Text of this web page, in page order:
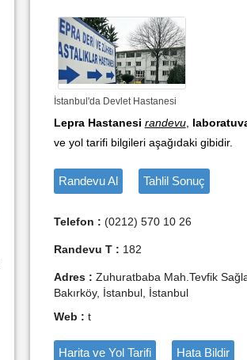
İstanbul'da Devlet Hastanesi
Lepra Hastanesi randevu,
ve yol tarifi bilgileri aşağıdaki gibidir.
Randevu Al Tahlil Sonuç
Telefon : (0212) 570 10 26
Randevu T : 182
Adres : Zuhuratbaba Mah.Tevfik
Bakırköy, İstanbul, İstanbul
Web : t
Harita ve Yol Tarifi Hata Bildir